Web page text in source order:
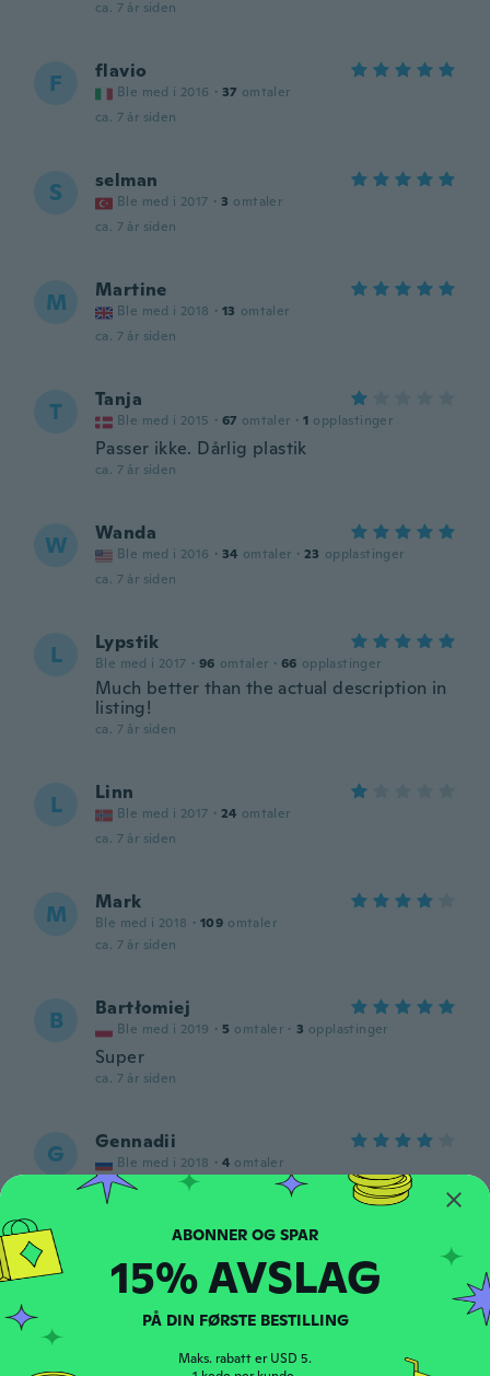
ca. 7 år siden
F flavio
Ble med i 2016 · 37 omtaler
ca. 7 år siden
S selman
Ble med i 2017 · 3 omtaler
ca. 7 år siden
M Martine
Ble med i 2018 · 13 omtaler
ca. 7 år siden
T Tanja
Ble med i 2015 · 67 omtaler · 1 opplastinger
Passer ikke. Dårlig plastik
ca. 7 år siden
W Wanda
Ble med i 2016 · 34 omtaler · 23 opplastinger
ca. 7 år siden
L Lypstik
Ble med i 2017 · 96 omtaler · 66 opplastinger
Much better than the actual description in
listing!
ca. 7 år siden
L Linn
Ble med i 2017 · 24 omtaler
ca. 7 år siden
M Mark
Ble med i 2018 · 109 omtaler
ca. 7 år siden
B Bartłomiej
Ble med i 2019 · 5 omtaler · 3 opplastinger
Super
ca. 7 år siden
G Gennadii
Ble med i 2018 · 4 omtaler
ca. 7 år siden
K Ble med i 2017 · 23 omtaler
ca. 7 år siden
15% AVSLAG
PÅ DIN FØRSTE BESTILLING
Maks. rabatt er USD 5.